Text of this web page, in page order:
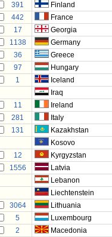
391 Finland
442 France
17 Georgia
1138 Germany
36 Greece
97 Hungary
1
Iceland
Iraq
11 Ireland
281 Italy
131 Kazakhstan
Kosovo
12 Kyrgyzstan
1556 Latvia
Lebanon
Liechtenstein
3064 Lithuania
5 Luxembourg
2 Macedonia